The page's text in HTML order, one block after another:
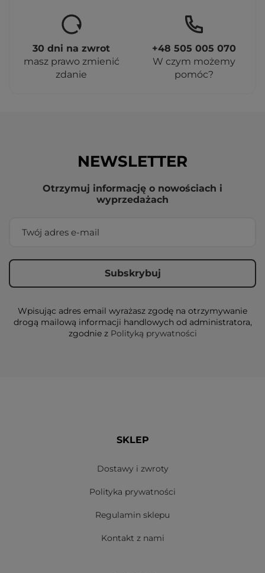
30 dni na zwrot
masz prawo zmienić
zdanie
+48 505 005 070
W czym możemy
pomóc?
NEWSLETTER
Otrzymuj informację o nowościach i
wyprzedażach
Wpisując adres email wyrażasz zgodę na otrzymywanie
drogą mailową informacji handlowych od administratora,
zgodnie z Polityką prywatności
SKLEP
Dostawy i zwroty
Polityka prywatności
Regulamin sklepu
Kontakt z nami